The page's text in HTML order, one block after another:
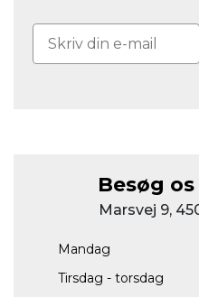
Besøg
Marsvej 9,
Mandag
Tirsdag - torsdag